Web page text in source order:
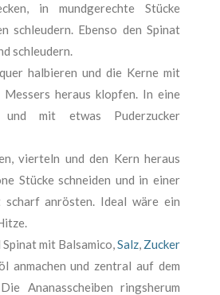
in mundgerechte Stücke
schleudern. Ebenso den Spinat
schleudern.
halbieren und die Kerne mit
Messers heraus klopfen. In eine
und mit etwas Puderzucker
vierteln und den Kern heraus
Stücke schneiden und in einer
scharf anrösten. Ideal wäre ein
mit Balsamico,Salz, Zucker
anmachen und zentral auf dem
Ananasscheiben ringsherum